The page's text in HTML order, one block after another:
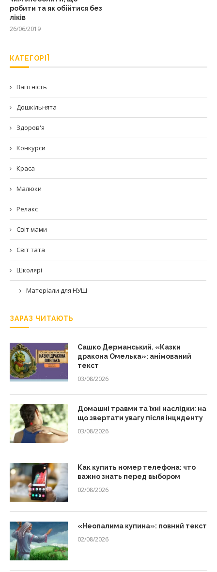
робити та як обійтися без
ліків
26/06/2019
КАТЕГОРІЇ
Вагітність
Дошкільнята
Здоров'я
Конкурси
Краса
Малюки
Релакс
Світ мами
Світ тата
Школярі
Матеріали для НУШ
ЗАРАЗ ЧИТАЮТЬ
Сашко Дерманський. «Казки
дракона Омелька»: анімований
текст
03/08/2026
Домашні травми та їхні наслідки: на
що звертати увагу після інциденту
03/08/2026
Как купить номер телефона: что
важно знать перед выбором
02/08/2026
«Неопалима купина»: повний текст
02/08/2026